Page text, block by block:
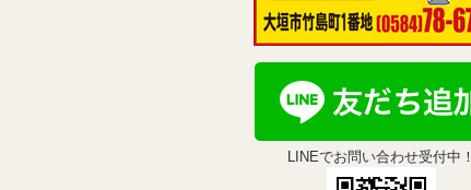
LINEでお問い合わせ受付中！